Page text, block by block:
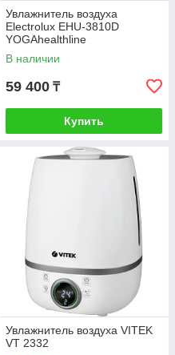
Увлажнитель воздуха
Electrolux EHU-3810D
YOGAhealthline
В наличии
59 400 ₸
Купить
Увлажнитель воздуха VITEK
VT 2332